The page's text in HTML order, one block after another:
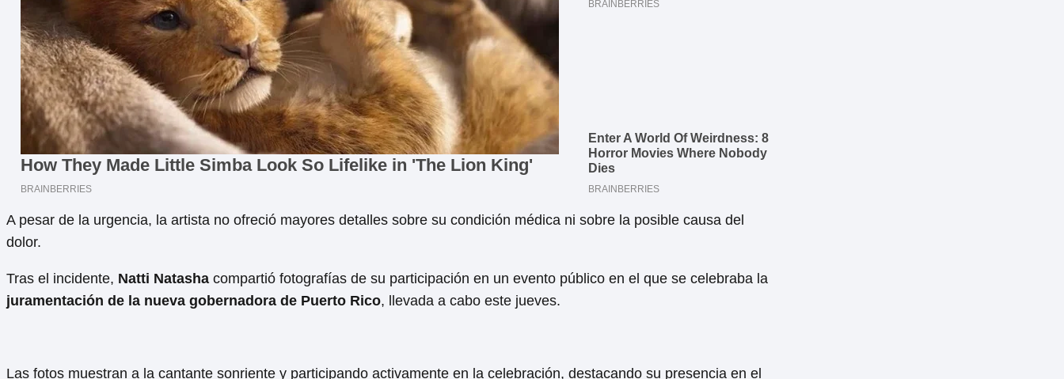
A pesar de la urgencia, la artista no ofreció mayores detalles sobre su condición médica ni sobre la posible causa del
dolor.
Tras el incidente, Natti Natasha compartió fotografías de su participación en un evento público en el que se celebraba la
juramentación de la nueva gobernadora de Puerto Rico, llevada a cabo este jueves.
Las fotos muestran a la cantante sonriente y participando activamente en la celebración, destacando su presencia en el